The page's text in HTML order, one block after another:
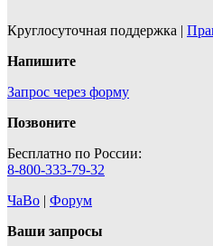
Круглосуточная поддержка |
Напишите
Запрос через форму
Позвоните
Бесплатно по России:
8-800-333-79-32
ЧаВо | Форум
Ваши запросы